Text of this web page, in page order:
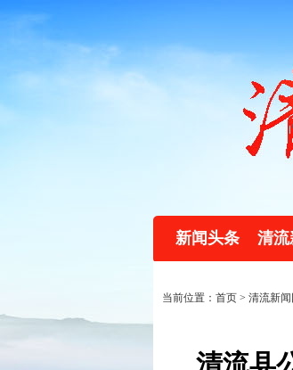
新闻头条 清流
当前位置：首页 > 清流新闻